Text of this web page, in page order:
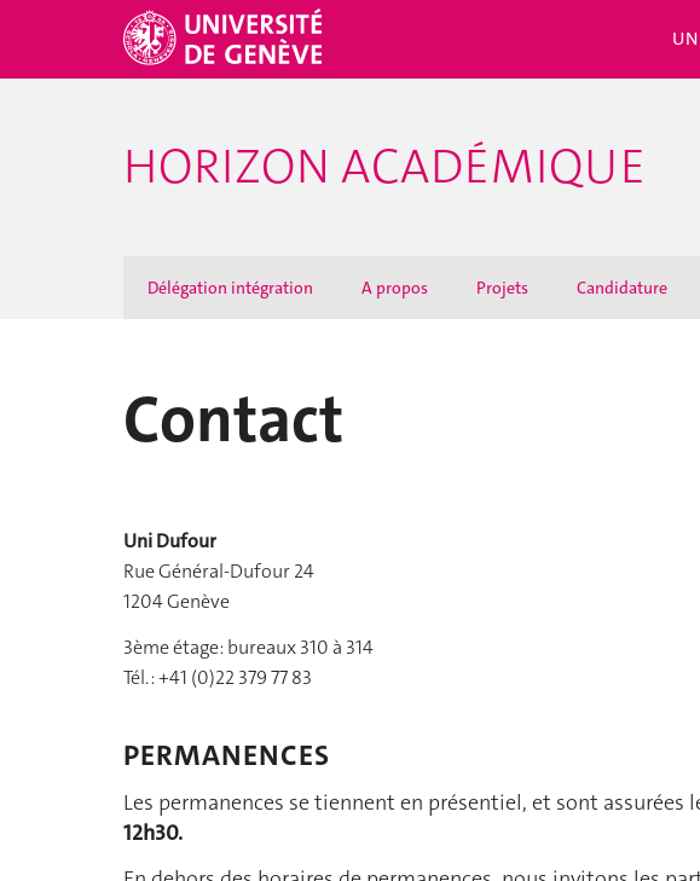
HORIZON ACADÉMIQUE
Délégation intégration A propos Projets Candidature
Contact
Uni Dufour
Rue Général-Dufour 24
1204 Genève
3ème étage: bureaux 310 à 314
Tél. : +41 (0)22 379 77 83
PERMANENCES
Les permanences se tiennent en présentiel, et sont
12h30.